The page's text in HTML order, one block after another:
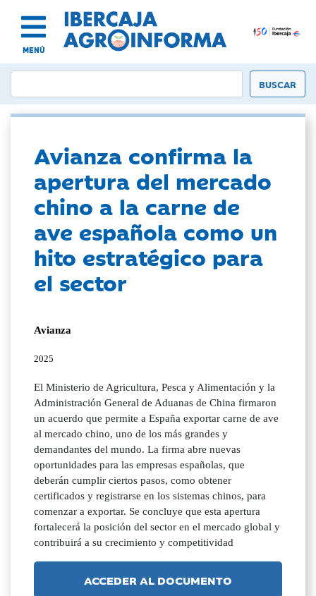
MENÚ
Avianza confirma la
apertura del mercado
chino a la carne de
ave española como un
hito estratégico para
el sector
Avianza
2025
El Ministerio de Agricultura, Pesca y Alimentación y la
Administración General de Aduanas de China firmaron
un acuerdo que permite a España exportar carne de ave
al mercado chino, uno de los más grandes y
demandantes del mundo. La firma abre nuevas
oportunidades para las empresas españolas, que
deberán cumplir ciertos pasos, como obtener
certificados y registrarse en los sistemas chinos, para
comenzar a exportar. Se concluye que esta apertura
fortalecerá la posición del sector en el mercado global y
contribuirá a su crecimiento y competitividad
ACCEDER AL DOCUMENTO